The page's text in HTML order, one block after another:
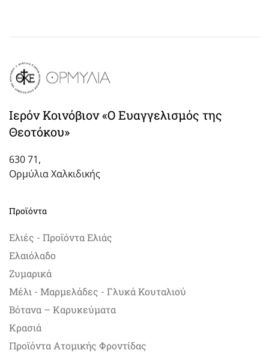
Ιερόν Κοινόβιον «Ο Ευαγγελισμός της
Θεοτόκου»
630 71,
Ορμύλια Χαλκιδικής
Προϊόντα
Ελιές - Προϊόντα Ελιάς
Ελαιόλαδο
Ζυμαρικά
Μέλι - Μαρμελάδες - Γλυκά Κουταλιού
Βότανα – Καρυκεύματα
Κρασιά
Προϊόντα Ατομικής Φροντίδας